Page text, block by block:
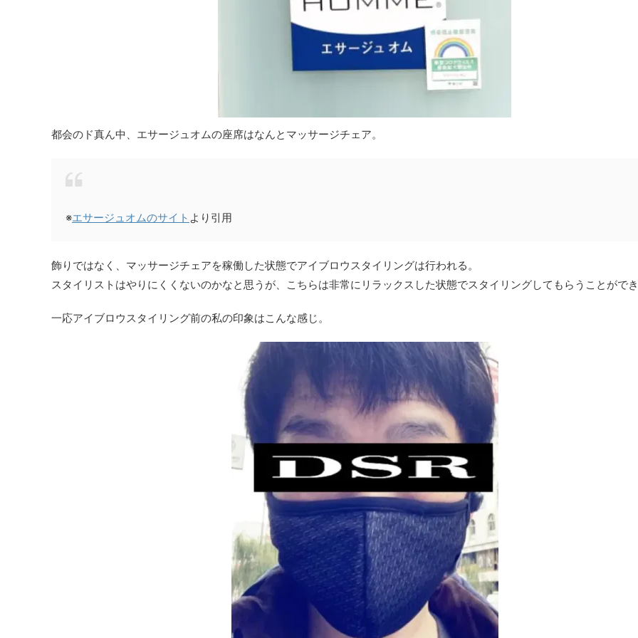
都会のド真ん中、エサージュオムの座席はなんとマッサージチェア。
※エサージュオムのサイト より引用
飾りではなく、マッサージチェアを稼働した状態でアイブロウスタイリングは行われる。
スタイリストはやりにくくないのかなと思うが、こちらは非常にリラックスした状態でスタイリングしてもらうことがで
一応アイブロウスタイリング前の私の印象はこんな感じ。